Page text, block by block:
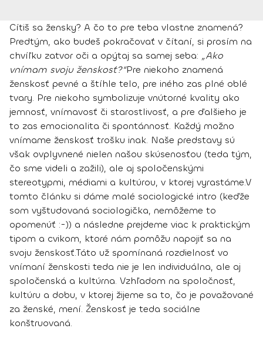
Cítiš sa žensky? A čo to pre teba vlastne znamená?
Predtým, ako budeš pokračovať v čítaní, si prosím na
chvíľku zatvor oči a opýtaj sa samej seba: „Ako
vnímam svoju ženskosť?“Pre niekoho znamená
ženskosť pevné a štíhle telo, pre iného zas plné oblé
tvary. Pre niekoho symbolizuje vnútorné kvality ako
jemnosť, vnímavosť či starostlivosť, a pre ďalšieho je
to zas emocionalita či spontánnosť. Každý možno
vnímame ženskosť trošku inak. Naše predstavy sú
však ovplyvnené nielen našou skúsenosťou (teda tým,
čo sme videli a zažili), ale aj spoločenskými
stereotypmi, médiami a kultúrou, v ktorej vyrastáme.V
tomto článku si dáme malé sociologické intro (keďže
som vyštudovaná sociologička, nemôžeme to
opomenúť :-)) a následne prejdeme viac k praktickým
tipom a cvikom, ktoré nám pomôžu napojiť sa na
svoju ženskosť.Táto už spomínaná rozdielnosť vo
vnímaní ženskosti teda nie je len individuálna, ale aj
spoločenská a kultúrna. Vzhľadom na spoločnosť,
kultúru a dobu, v ktorej žijeme sa to, čo je považované
za ženské, mení. Ženskosť je teda sociálne
konštruovaná.